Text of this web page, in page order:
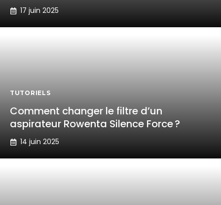
17 juin 2025
TUTORIELS
Comment changer le filtre d’un
aspirateur Rowenta Silence Force ?
14 juin 2025